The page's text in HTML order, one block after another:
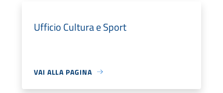
Ufficio Cultura e Sport
VAI ALLA PAGINA